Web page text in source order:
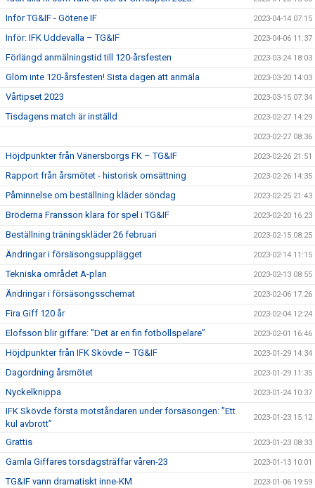
Inför TG&IF - Götene IF 2023-04-14 07:15
Inför: IFK Uddevalla – TG&IF 2023-04-06 11:37
Förlängd anmälningstid till 120-årsfesten 2023-03-24 18:03
Glöm inte 120-årsfesten! Sista dagen att anmäla 2023-03-20 14:03
Vårtipset 2023 2023-03-15 07:34
Tisdagens match är inställd 2023-02-27 14:29
2023-02-27 08:36
Höjdpunkter från Vänersborgs FK – TG&IF 2023-02-26 21:51
Rapport från årsmötet - historisk omsättning 2023-02-26 14:35
Påminnelse om beställning kläder söndag 2023-02-25 21:43
Bröderna Fransson klara för spel i TG&IF 2023-02-20 16:23
Beställning träningskläder 26 februari 2023-02-15 08:25
Ändringar i försäsongsupplägget 2023-02-14 11:15
Tekniska området A-plan 2023-02-13 08:55
Ändringar i försäsongsschemat 2023-02-06 17:26
Fira Giff 120 år 2023-02-04 12:24
Elofsson blir giffare: ”Det är en fin fotbollspelare” 2023-02-01 16:46
Höjdpunkter från IFK Skövde – TG&IF 2023-01-29 14:34
Dagordning årsmötet 2023-01-29 11:35
Nyckelknippa 2023-01-24 10:37
IFK Skövde första motståndaren under försäsongen: ”Ett
kul avbrott”
2023-01-23 15:12
Grattis 2023-01-23 08:33
Gamla Giffares torsdagsträffar våren-23 2023-01-13 10:01
TG&IF vann dramatiskt inne-KM 2023-01-06 19:59